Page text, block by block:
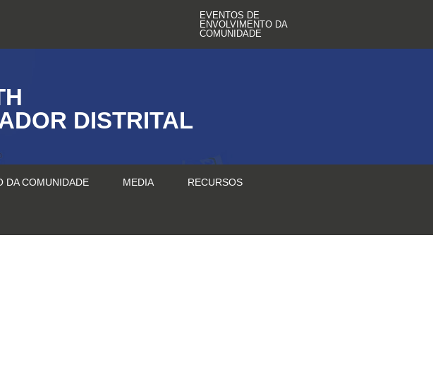
EVENTOS DE
ENVOLVIMENTO DA
COMUNIDADE
DISTRITAL
DA COMUNIDADE MEDIA RECURSOS